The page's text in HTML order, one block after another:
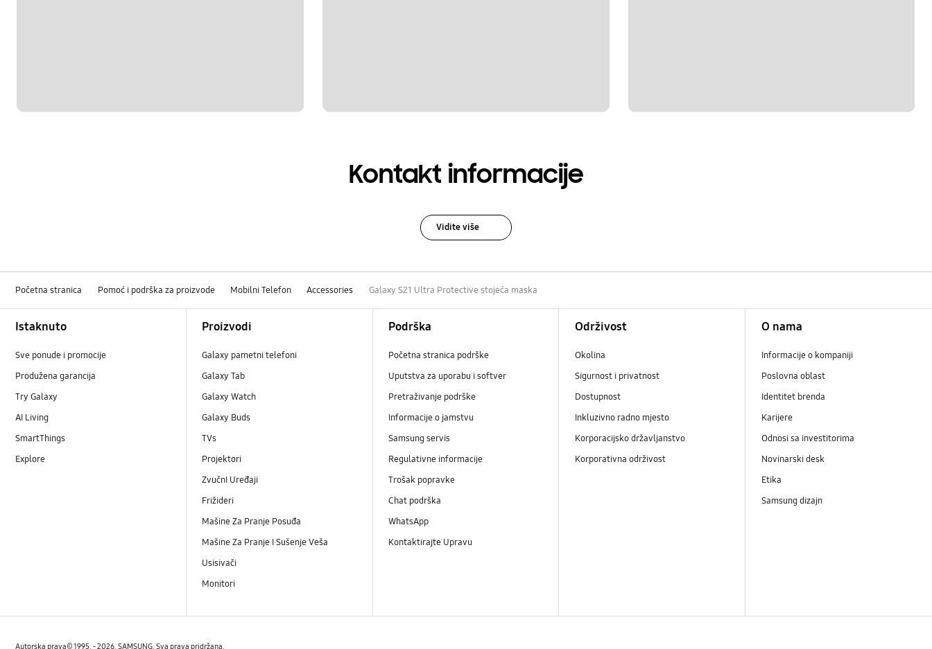
Kontakt informacije
Vidite više
Početna stranica Pomoć i podrška za proizvode Mobilni Telefon Accessories Galaxy S21 Ultra Protective stojeća maska
Istaknuto
Sve ponude i promocije
Produžena garancija
Try Galaxy
AI Living
SmartThings
Explore
Proizvodi
Galaxy pametni telefoni
Galaxy Tab
Galaxy Watch
Galaxy Buds
TVs
Projektori
ZvučnI Uređaji
Frižideri
Mašine Za Pranje Posuđa
Mašine Za Pranje I Sušenje Veša
Usisivači
Monitori
Podrška
Početna stranica podrške
Uputstva za uporabu i softver
Pretraživanje podrške
Informacije o jamstvu
Samsung servis
Regulativne informacije
Trošak popravke
Chat podrška
WhatsApp
Kontaktirajte Upravu
Održivost
Okolina
Sigurnost i privatnost
Dostupnost
Inkluzivno radno mjesto
Korporacijsko državljanstvo
Korporativna održivost
O nama
Informacije o kompaniji
Poslovna oblast
Identitet brenda
Karijere
Odnosi sa investitorima
Novinarski desk
Etika
Samsung dizajn
Autorska prava© 1995. - 2026. SAMSUNG. Sva prava pridržana.